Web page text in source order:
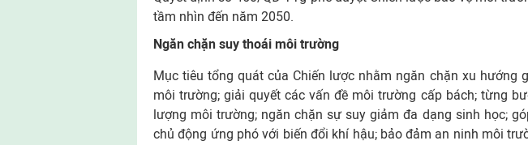
tầm nhìn đến năm 2050.
Ngăn chặn suy thoái môi trường
Mục tiêu tổng quát của Chiến lược nhằm ngăn chặn xu hướng
môi trường; giải quyết các vấn đề môi trường cấp bách; từng
lượng môi trường; ngăn chặn sự suy giảm đa dạng sinh học;
chủ động ứng phó với biến đổi khí hậu; bảo đảm an ninh môi